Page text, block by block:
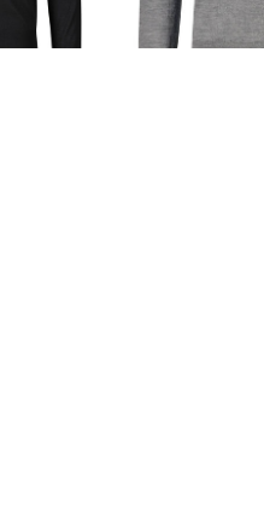
119,99 €
200,00 €